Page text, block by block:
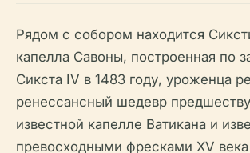
Рядом с собором находится
капелла Савоны, построенная по
Сикста IV в 1483 году, уроженца
ренессансный шедевр
известной капелле Ватикана и
превосходными фресками XV